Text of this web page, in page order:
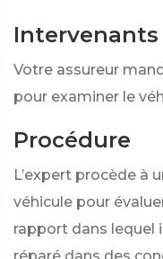
Intervenants
Votre assureur
pour examiner le
Procédure
L’expert procède à
véhicule pour
rapport dans lequel